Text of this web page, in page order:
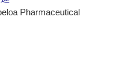
Pharmaceutical